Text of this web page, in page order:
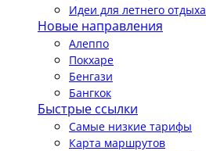
Идеи для летнего отдыха
Новые направления
Алеппо
Покхаре
Бенгази
Бангкок
Быстрые ссылки
Самые низкие тарифы
Карта маршрутов